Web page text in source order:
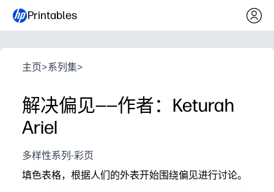
Printables
主页>系列集>
解决偏见——作者：Keturah
Ariel
多样性系列-彩页
填色表格，根据人们的外表开始围绕偏见进行讨论。